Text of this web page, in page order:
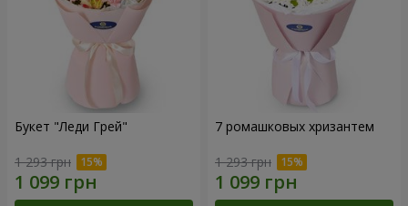
Букет "Леди Грей"
1 293 грн
7 ромашковых хризантем
1 293 грн